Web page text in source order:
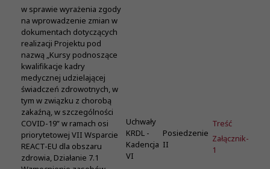
w sprawie wyrażenia zgody
na wprowadzenie zmian w
dokumentach dotyczących
realizacji Projektu pod
nazwą „Kursy podnoszące
kwalifikacje kadry
medycznej udzielającej
świadczeń zdrowotnych, w
tym w związku z chorobą
zakaźną, w szczególności
COVID-19” w ramach osi
priorytetowej VII Wsparcie
REACT-EU dla obszaru
zdrowia, Działanie 7.1
Uchwały
KRDL -
Kadencja
VI
Posiedzenie
II
Treść
Załącznik-
1